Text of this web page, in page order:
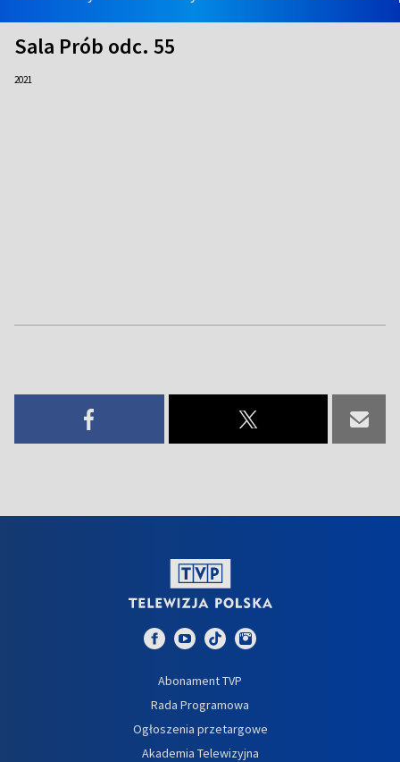
Sala Prób odc. 55
2021
Abonament TVP
Rada Programowa
Ogłoszenia przetargowe
Akademia Telewizyjna